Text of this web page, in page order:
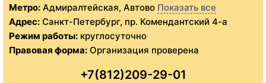
Метро: Адмиралтейская, Автово Показать все
Адрес: Санкт-Петербург, пр. Комендантский 4-а
Режим работы: круглосуточно
Правовая форма: Организация проверена
+7(812)209-29-01